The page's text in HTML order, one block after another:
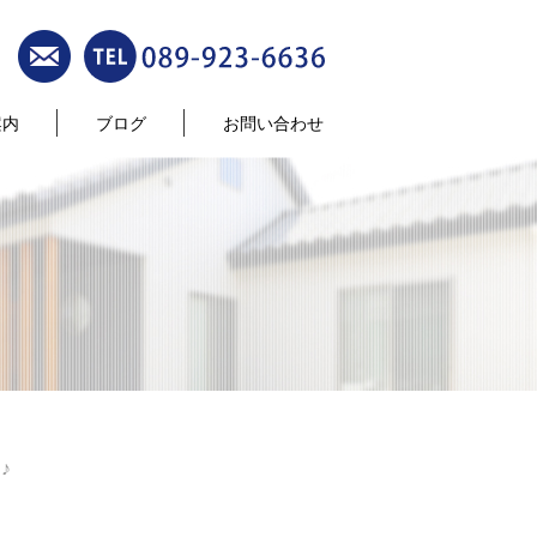
ブログ お問い合わせ